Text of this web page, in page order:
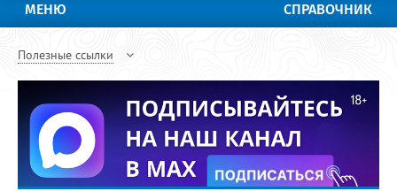
МЕНЮ СПРАВОЧНИК
Полезные ссылки